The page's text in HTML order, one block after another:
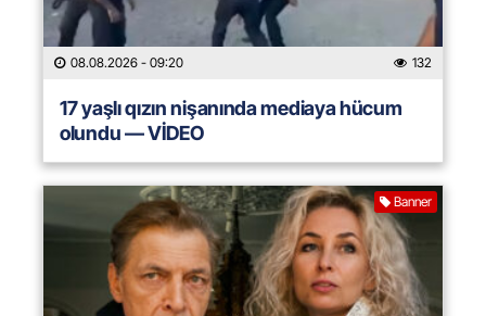
08.08.2026 - 09:20 132
17 yaşlı qızın nişanında mediaya hücum
olundu — VİDEO
Banner